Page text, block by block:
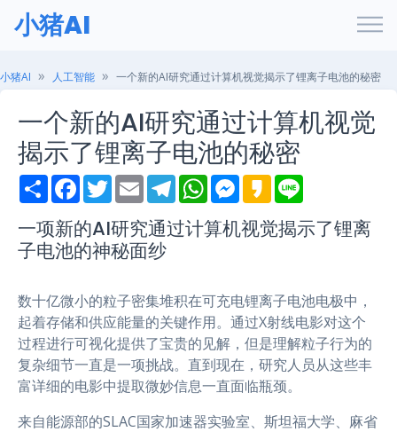
小猪AI
小猪AI 人工智能 一个新的AI研究通过计算机视觉揭示了锂离子电池的秘密
一个新的AI研究通过计算机视觉
揭示了锂离子电池的秘密
S
h
r
e
F
a
e
b
o
T
w
t
t
e
E
m
i
l
T
e
e
g
W
h
t
s
M
e
s
e
r
K
a
a
o
e
一项新的AI研究通过计算机视觉揭示了锂离
子电池的神秘面纱
数十亿微小的粒子密集堆积在可充电锂离子电池电极中，
起着存储和供应能量的关键作用。通过X射线电影对这个
过程进行可视化提供了宝贵的见解，但是理解粒子行为的
复杂细节一直是一项挑战。直到现在，研究人员从这些丰
富详细的电影中提取微妙信息一直面临瓶颈。
来自能源部的SLAC国家加速器实验室、斯坦福大学、麻省